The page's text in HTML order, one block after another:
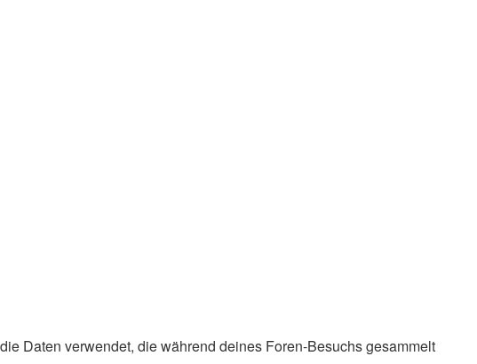
Daten verwendet, die während deines Foren-Besuchs gesammelt